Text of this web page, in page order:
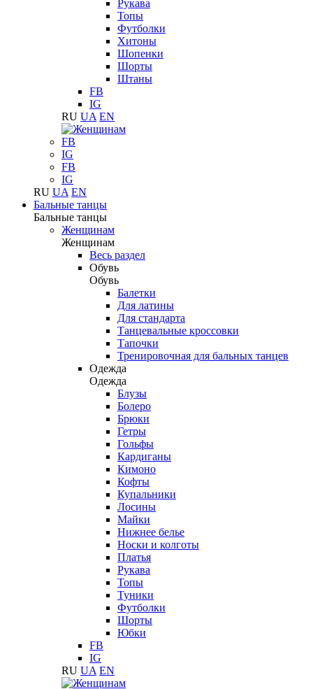
Рукава
Топы
Футболки
Хитоны
Шопенки
Шорты
Штаны
FB
IG
RU UA EN
FB
IG
FB
IG
RU UA EN
Бальные танцы
Бальные танцы
Женщинам
Женщинам
Весь раздел
Обувь
Обувь
Балетки
Для латины
Для стандарта
Танцевальные кроссовки
Тапочки
Тренировочная для бальных танцев
Одежда
Одежда
Блузы
Болеро
Брюки
Гетры
Гольфы
Кардиганы
Кимоно
Кофты
Купальники
Лосины
Майки
Нижнее белье
Носки и колготы
Платья
Рукава
Топы
Туники
Футболки
Шорты
Юбки
FB
IG
RU UA EN